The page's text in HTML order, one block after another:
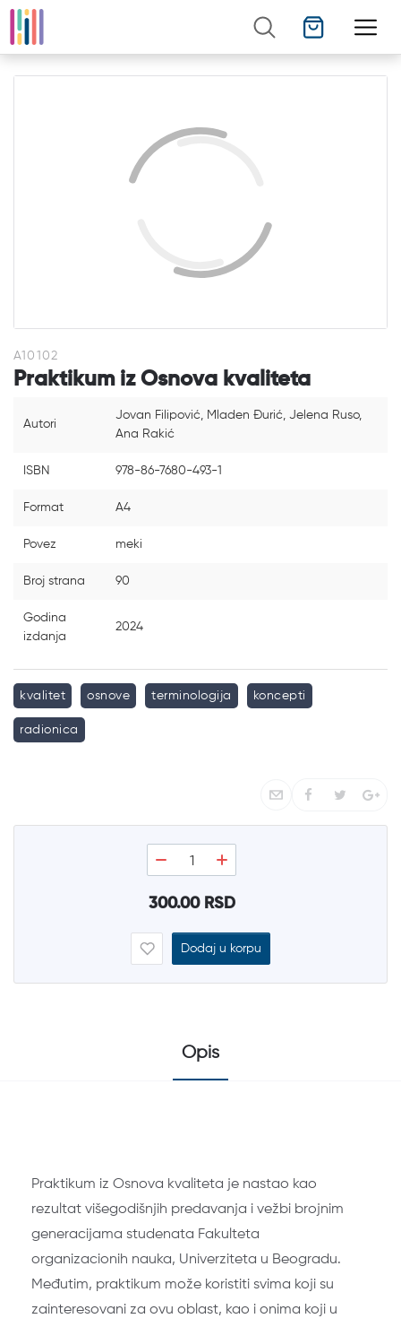
A10102
Praktikum iz Osnova kvaliteta
Autori
Jovan Filipović, Mladen Đurić, Jelena Ruso,
Ana Rakić
ISBN 978-86-7680-493-1
Format A4
Povez meki
Broj strana 90
Godina
izdanja
2024
kvalitet osnove terminologija koncepti
radionica
300.00 RSD
Dodaj u korpu
Opis
Praktikum iz Osnova kvaliteta je nastao kao
rezultat višegodišnjih predavanja i vežbi brojnim
generacijama studenata Fakulteta
organizacionih nauka, Univerziteta u Beogradu.
Međutim, praktikum može koristiti svima koji su
zainteresovani za ovu oblast, kao i onima koji u